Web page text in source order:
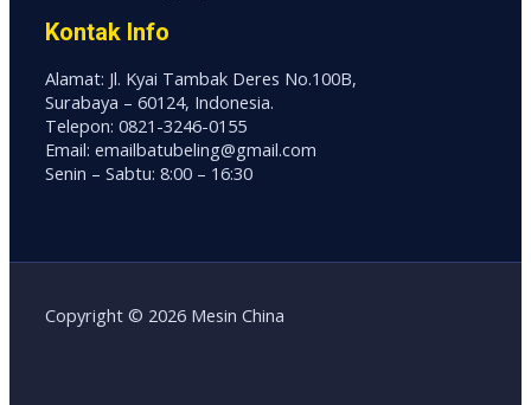
Kontak Info
Alamat: Jl. Kyai Tambak Deres No.100B,
Surabaya – 60124, Indonesia.
Telepon: 0821-3246-0155
Email: emailbatubeling@gmail.com
Senin – Sabtu: 8:00 – 16:30
Copyright © 2026 Mesin China